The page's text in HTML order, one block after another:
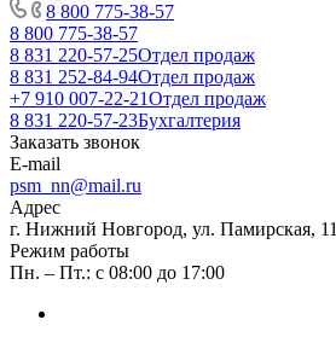
8 800 775-38-57
8 800 775-38-57
8 831 220-57-25Отдел продаж
8 831 252-84-94Отдел продаж
+7 910 007-22-21Отдел продаж
8 831 220-57-23Бухгалтерия
Заказать звонок
E-mail
psm_nn@mail.ru
Адрес
г. Нижний Новгород, ул. Памирская, 11
Режим работы
Пн. – Пт.: с 08:00 до 17:00